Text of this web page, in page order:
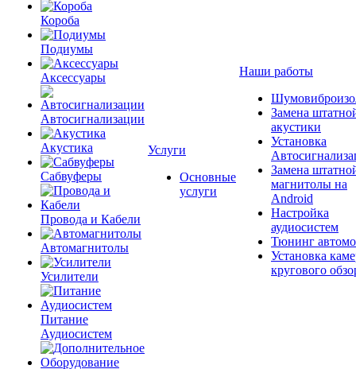
Короба
Подиумы
Аксессуары
Автосигнализации
Акустика
Сабвуферы
Провода и Кабели
Автомагнитолы
Усилители
Питание
Аудиосистем
Услуги
Основные
услуги
Наши работы
Замена
акустики
Установка
Замена
магнитолы на
Android
Настройка
аудиосистем
Тюнинг
Установка
кругового